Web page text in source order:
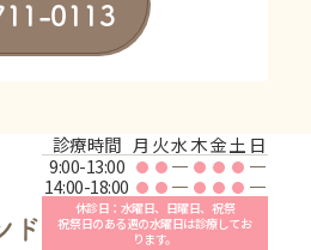
0113
ド
診療時間 月 火水木金土 日
9:00-13:00
14:00-18:00
休診日：水曜日、日曜日、祝祭
祝祭日のある週の水曜日は診療してお
ります。